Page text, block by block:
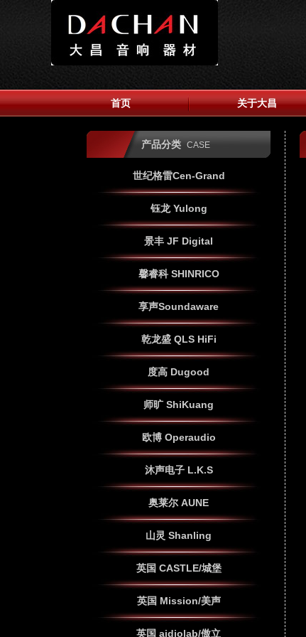
首页 关于大昌
产品分类 CASE
世纪格雷Cen-Grand
钰龙 Yulong
景丰 JF Digital
馨睿科 SHINRICO
享声Soundaware
乾龙盛 QLS HiFi
度高 Dugood
师旷 ShiKuang
欧博 Operaudio
沐声电子 L.K.S
奥莱尔 AUNE
山灵 Shanling
英国 CASTLE/城堡
英国 Mission/美声
英国 aidiolab/傲立